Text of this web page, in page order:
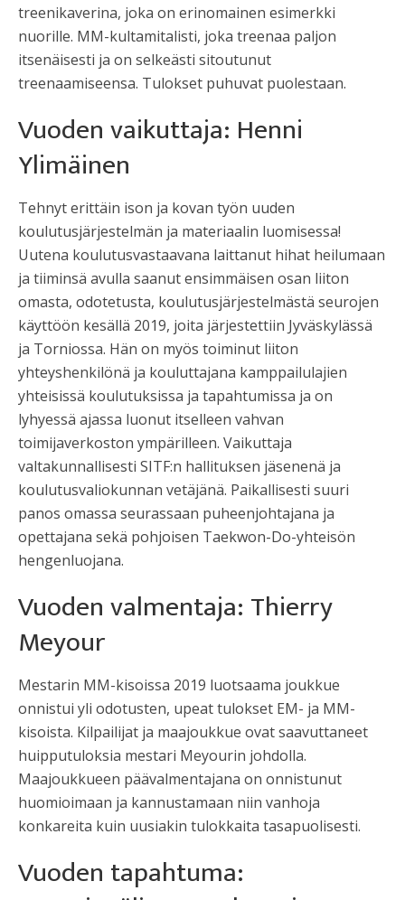
treenikaverina, joka on erinomainen esimerkki
nuorille. MM-kultamitalisti, joka treenaa paljon
itsenäisesti ja on selkeästi sitoutunut
treenaamiseensa. Tulokset puhuvat puolestaan.
Vuoden vaikuttaja: Henni
Ylimäinen
Tehnyt erittäin ison ja kovan työn uuden
koulutusjärjestelmän ja materiaalin luomisessa!
Uutena koulutusvastaavana laittanut hihat heilumaan
ja tiiminsä avulla saanut ensimmäisen osan liiton
omasta, odotetusta, koulutusjärjestelmästä seurojen
käyttöön kesällä 2019, joita järjestettiin Jyväskylässä
ja Torniossa. Hän on myös toiminut liiton
yhteyshenkilönä ja kouluttajana kamppailulajien
yhteisissä koulutuksissa ja tapahtumissa ja on
lyhyessä ajassa luonut itselleen vahvan
toimijaverkoston ympärilleen. Vaikuttaja
valtakunnallisesti SITF:n hallituksen jäsenenä ja
koulutusvaliokunnan vetäjänä. Paikallisesti suuri
panos omassa seurassaan puheenjohtajana ja
opettajana sekä pohjoisen Taekwon-Do-yhteisön
hengenluojana.
Vuoden valmentaja: Thierry
Meyour
Mestarin MM-kisoissa 2019 luotsaama joukkue
onnistui yli odotusten, upeat tulokset EM- ja MM-
kisoista. Kilpailijat ja maajoukkue ovat saavuttaneet
huipputuloksia mestari Meyourin johdolla.
Maajoukkueen päävalmentajana on onnistunut
huomioimaan ja kannustamaan niin vanhoja
konkareita kuin uusiakin tulokkaita tasapuolisesti.
Vuoden tapahtuma: